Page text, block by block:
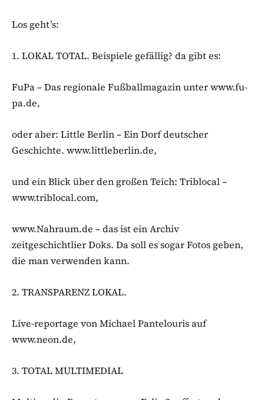
Los geht’s:
1. LOKAL TOTAL. Beispiele gefällig? da gibt es:
FuPa – Das regionale Fußballmagazin unter www.fu-
pa.de,
oder aber: Little Berlin – Ein Dorf deutscher
Geschichte. www.littleberlin.de,
und ein Blick über den großen Teich: Triblocal –
www.triblocal.com,
www.Nahraum.de – das ist ein Archiv
zeitgeschichtlier Doks. Da soll es sogar Fotos geben,
die man verwenden kann.
2. TRANSPARENZ LOKAL.
Live-reportage von Michael Pantelouris auf
www.neon.de,
3. TOTAL MULTIMEDIAL